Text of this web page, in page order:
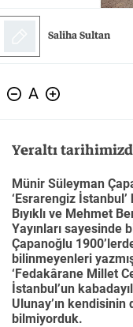
Klasik
Saliha Sultan
A
Yeraltı
Münir Süleyman
‘Esrarengiz İstanbul’
Bıyıklı ve Mehmet
Yayınları sayesinde
Çapanoğlu
bilinmeyenleri
‘Fedakârane Millet
İstanbul’un
Ulunay’ın
bilmiyorduk.